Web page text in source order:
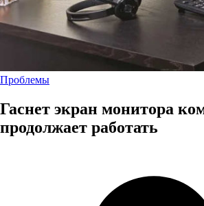
Проблемы
Гаснет экран монитора
продолжает работать